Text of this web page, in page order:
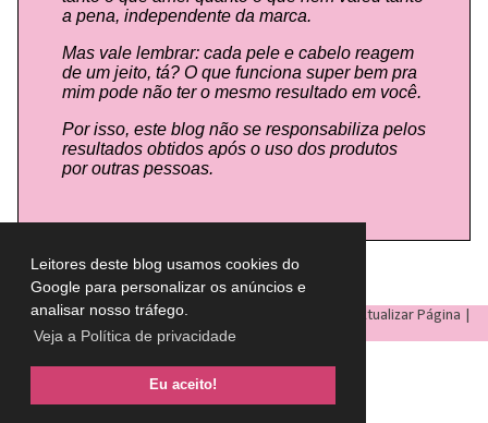
Leitores deste blog usamos cookies do
Google para personalizar os anúncios e
analisar nosso tráfego.
Veja a Política de privacidade
Eu aceito!
a pena, independente da marca.
Mas vale lembrar: cada pele e cabelo reagem
de um jeito, tá? O que funciona super bem pra
mim pode não ter o mesmo resultado em você.
Por isso, este blog não se responsabiliza pelos
resultados obtidos após o uso dos produtos
por outras pessoas.
LULU ON THE SKY - Todos os direitos reservados © | Atualizar Página